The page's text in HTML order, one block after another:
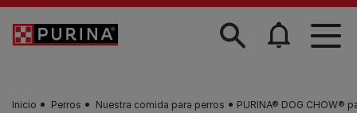
Skip to main content
Inicio Perros Nuestra comida para perros PURINA® DOG CHOW®